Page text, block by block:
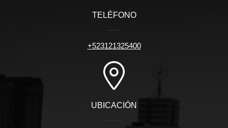
TELÉFONO
+523121325400
UBICACIÓN